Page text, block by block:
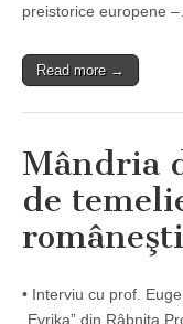
preistorice europene
Read more →
Mândria
de
• Interviu cu prof.
„Evrika” din Râbniţa